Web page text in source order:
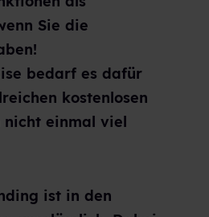
Sie die
bedarf es dafür
kostenlosen
nicht einmal viel
ist in den